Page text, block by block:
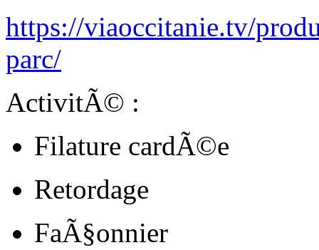
https://viaoccitanie.tv/
parc/
ActivitÃ© :
Filature cardÃ©e
Retordage
FaÃ§onnier